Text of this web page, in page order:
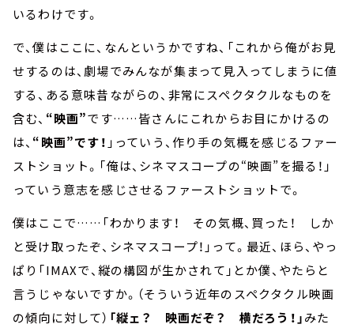
いるわけです。
で、僕はここに、なんというかですね、「これから俺がお見
せするのは、劇場でみんなが集まって見入ってしまうに値
する、ある意味昔ながらの、非常にスペクタクルなものを
含む、 “映画”です……皆さんにこれからお目にかけるの
は、 “映画”です！ 」っていう、作り手の気概を感じるファー
ストショット。「俺は、シネマスコープの“映画”を撮る！」
っていう意志を感じさせるファーストショットで。
僕はここで……「わかります！ その気概、買った！ しか
と受け取ったぞ、シネマスコープ！」って。最近、ほら、やっ
ぱり「IMAXで、縦の構図が生かされて」とか僕、やたらと
言うじゃないですか。（そういう近年のスペクタクル映画
の傾向に対して） 「縦ェ？ 映画だぞ？ 横だろう！」みた